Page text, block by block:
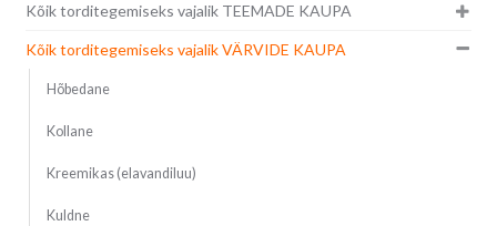
Kõik torditegemiseks vajalik TEEMADE KAUPA
Kõik torditegemiseks vajalik VÄRVIDE KAUPA
Hõbedane
Kollane
Kreemikas (elavandiluu)
Kuldne